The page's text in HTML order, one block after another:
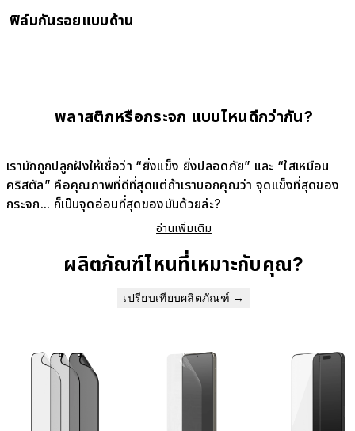
ปกป้องคนแอบมองจากด้านข้าง หมดห่วงเรื่องโดนแอบมองหน้าจอ
ฟิล์มกันรอยแบบด้าน
พลาสติกหรือกระจก แบบไหนดีกว่ากัน?
เรามักถูกปลูกฝังให้เชื่อว่า “ยิ่งแข็ง ยิ่งปลอดภัย” และ “ใสเหมือน
คริสตัล” คือคุณภาพที่ดีที่สุดแต่ถ้าเราบอกคุณว่า จุดแข็งที่สุดของ
กระจก... ก็เป็นจุดอ่อนที่สุดของมันด้วยล่ะ?
อ่านเพิ่มเติม
ผลิตภัณฑ์ไหนที่เหมาะกับคุณ?
เปรียบเทียบผลิตภัณฑ์ →